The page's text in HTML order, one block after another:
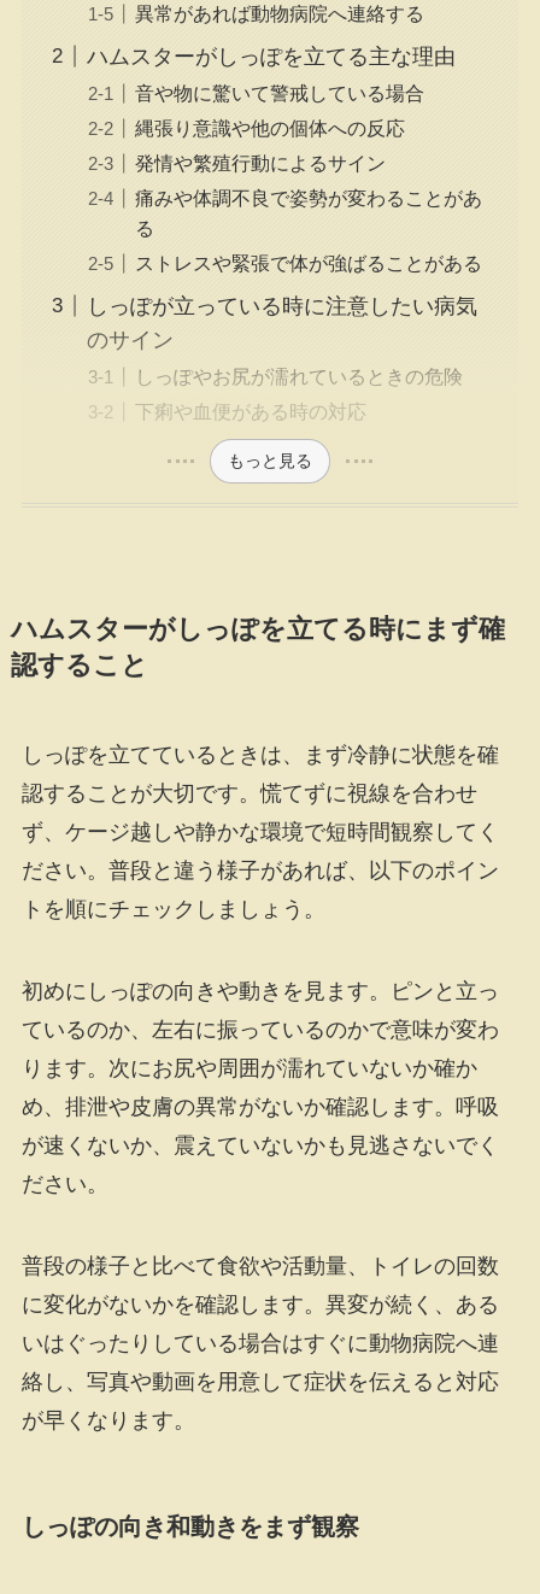
異常があれば動物病院へ連絡する
ハムスターがしっぽを立てる主な理由
音や物に驚いて警戒している場合
縄張り意識や他の個体への反応
発情や繁殖行動によるサイン
痛みや体調不良で姿勢が変わることがあ
る
ストレスや緊張で体が強ばることがある
しっぽが立っている時に注意したい病気
のサイン
しっぽやお尻が濡れているときの危険
下痢や血便がある時の対応
もっと見る
ハムスターがしっぽを立てる時にまず確
認すること
しっぽを立てているときは、まず冷静に状態を確
認することが大切です。慌てずに視線を合わせ
ず、ケージ越しや静かな環境で短時間観察してく
ださい。普段と違う様子があれば、以下のポイン
トを順にチェックしましょう。
初めにしっぽの向きや動きを見ます。ピンと立っ
ているのか、左右に振っているのかで意味が変わ
ります。次にお尻や周囲が濡れていないか確か
め、排泄や皮膚の異常がないか確認します。呼吸
が速くないか、震えていないかも見逃さないでく
ださい。
普段の様子と比べて食欲や活動量、トイレの回数
に変化がないかを確認します。異変が続く、ある
いはぐったりしている場合はすぐに動物病院へ連
絡し、写真や動画を用意して症状を伝えると対応
が早くなります。
しっぽの向き和動きをまず観察